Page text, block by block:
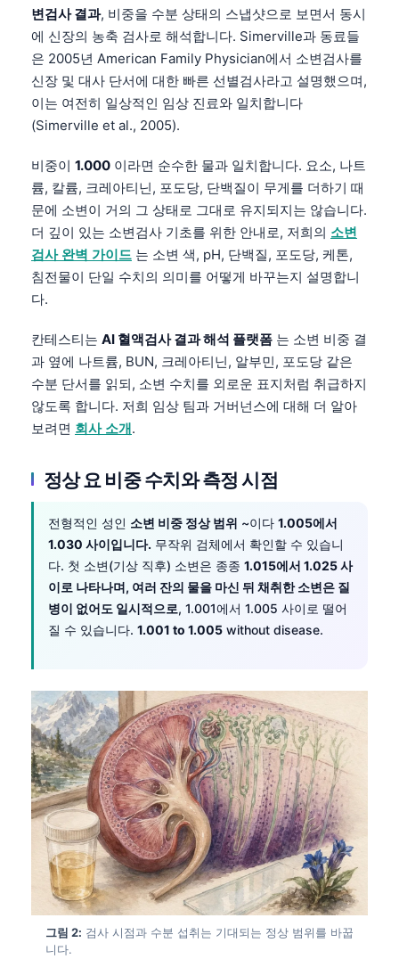
변검사 결과, 비중을 수분 상태의 스냅샷으로 보면서 동시
에 신장의 농축 검사로 해석합니다. Simerville과 동료들
은 2005년 American Family Physician에서 소변검사를
신장 및 대사 단서에 대한 빠른 선별검사라고 설명했으며,
이는 여전히 일상적인 임상 진료와 일치합니다
(Simerville et al., 2005).
비중이 1.000 이라면 순수한 물과 일치합니다. 요소, 나트
륨, 칼륨, 크레아티닌, 포도당, 단백질이 무게를 더하기 때
문에 소변이 거의 그 상태로 그대로 유지되지는 않습니다.
더 깊이 있는 소변검사 기초를 위한 안내로, 저희의 소변
검사 완벽 가이드 는 소변 색, pH, 단백질, 포도당, 케톤,
침전물이 단일 수치의 의미를 어떻게 바꾸는지 설명합니
다.
칸테스티는 AI 혈액검사 결과 해석 플랫폼 는 소변 비중 결
과 옆에 나트륨, BUN, 크레아티닌, 알부민, 포도당 같은
수분 단서를 읽되, 소변 수치를 외로운 표지처럼 취급하지
않도록 합니다. 저희 임상 팀과 거버넌스에 대해 더 알아
보려면 회사 소개.
정상 요 비중 수치와 측정 시점
전형적인 성인 소변 비중 정상 범위 ~이다 1.005에서
1.030 사이입니다. 무작위 검체에서 확인할 수 있습니
다. 첫 소변(기상 직후) 소변은 종종 1.015에서 1.025 사
이로 나타나며, 여러 잔의 물을 마신 뒤 채취한 소변은 질
병이 없어도 일시적으로, 1.001에서 1.005 사이로 떨어
질 수 있습니다. 1.001 to 1.005 without disease.
그림 2: 검사 시점과 수분 섭취는 기대되는 정상 범위를 바꿉
니다.